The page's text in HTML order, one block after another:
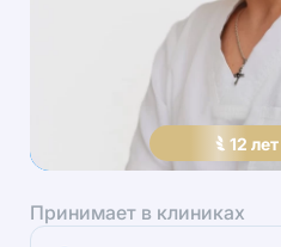
12 лет
Принимает в клиниках